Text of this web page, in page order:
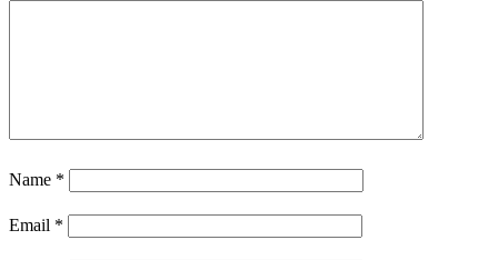
Name *
Email *